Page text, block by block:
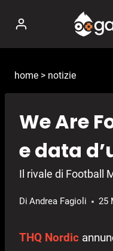
contenuto
home > notizie
We Are
e data
Il rivale di Football
Di Andrea Fagioli 25
THQ Nordic